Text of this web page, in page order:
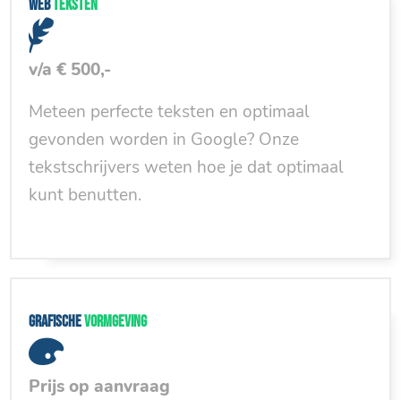
Web teksten
v/a € 500,-
Meteen perfecte teksten en optimaal
gevonden worden in Google? Onze
tekstschrijvers weten hoe je dat optimaal
kunt benutten.
Grafischevormgeving
Prijs op aanvraag